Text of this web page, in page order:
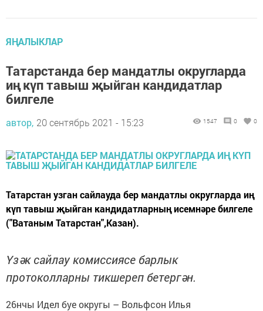
ЯҢАЛЫКЛАР
Татарстанда бер мандатлы округларда
иң күп тавыш җыйган кандидатлар
билгеле
автор, 20 сентябрь 2021 - 15:23 1547 0 0
Татарстан узган сайлауда бер мандатлы округларда иң
күп тавыш җыйган кандидатларның исемнәре билгеле
("Ватаным Татарстан",Казан).
Үзәк сайлау комиссиясе барлык
протоколларны тикшереп бетергән.
26нчы Идел буе округы – Вольфсон Илья